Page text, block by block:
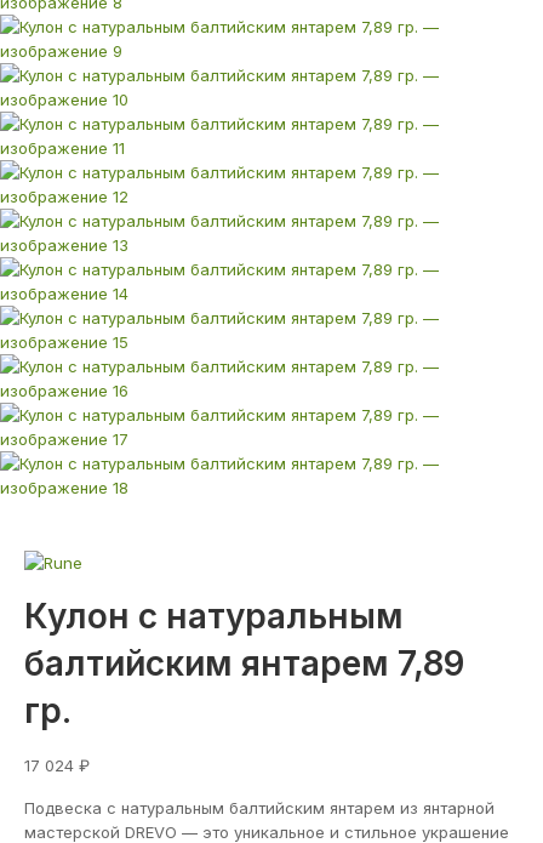
Кулон с натуральным
балтийским янтарем 7,89
гр.
17 024 ₽
Подвеска с натуральным балтийским янтарем из янтарной
мастерской DREVO — это уникальное и стильное украшение